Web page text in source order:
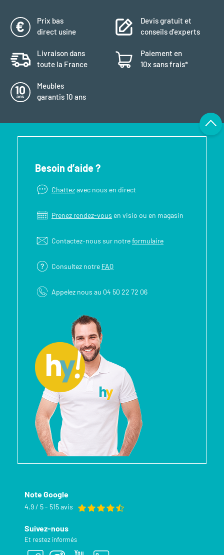
Prix bas
direct usine
Devis gratuit et
conseils d’experts
Livraison dans
toute la France
Paiement en
10x sans frais*
Meubles
garantis 10 ans
Besoin d’aide ?
Chattezavec nous en direct
Prenez rendez-vous en visio ou en magasin
Contactez-nous sur notreformulaire
Consultez notre FAQ
Appelez nous au 04 50 22 72 06
Note Google
4.9 / 5 - 515 avis
Suivez-nous
Et restez informés